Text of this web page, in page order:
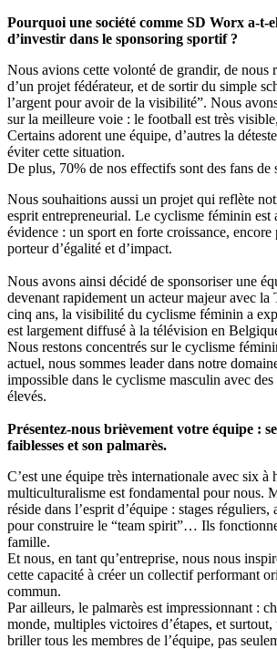
Pourquoi une société comme SD Worx a-t-
d’investir dans le sponsoring sportif ?
Nous avions cette volonté de grandir, de nous
d’un projet fédérateur, et de sortir du simple
l’argent pour avoir de la visibilité”. Nous
sur la meilleure voie : le football est très
Certains adorent une équipe, d’autres la
éviter cette situation.
De plus, 70% de nos effectifs sont des fans de
Nous souhaitions aussi un projet qui reflète
esprit entrepreneurial. Le cyclisme féminin est
évidence : un sport en forte croissance, encore
porteur d’égalité et d’impact.
Nous avons ainsi décidé de sponsoriser une
devenant rapidement un acteur majeur avec
cinq ans, la visibilité du cyclisme féminin a
est largement diffusé à la télévision en
Nous restons concentrés sur le cyclisme
actuel, nous sommes leader dans notre
impossible dans le cyclisme masculin avec
élevés.
Présentez-nous brièvement votre équipe :
faiblesses et son palmarès.
C’est une équipe très internationale avec six à
multiculturalisme est fondamental pour nous.
réside dans l’esprit d’équipe : stages
pour construire le “team spirit”… Ils
famille.
Et nous, en tant qu’entreprise, nous nous
cette capacité à créer un collectif performant
commun.
Par ailleurs, le palmarès est impressionnant :
monde, multiples victoires d’étapes, et
briller tous les membres de l’équipe, pas